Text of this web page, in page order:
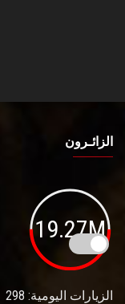
الزائـرون
19.27M
الزيارات اليومية: 298